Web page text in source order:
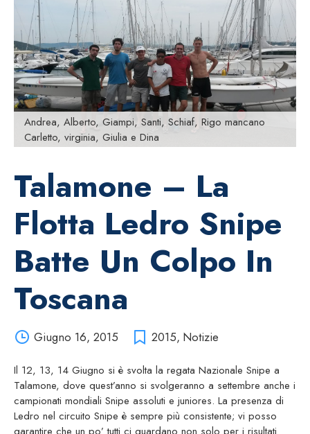
Andrea, Alberto, Giampi, Santi, Schiaf, Rigo mancano
Carletto, virginia, Giulia e Dina
Talamone – La
Flotta Ledro Snipe
Batte Un Colpo In
Toscana
Giugno 16, 2015 2015, Notizie
Il 12, 13, 14 Giugno si è svolta la regata Nazionale Snipe a
Talamone, dove quest’anno si svolgeranno a settembre anche i
campionati mondiali Snipe assoluti e juniores. La presenza di
Ledro nel circuito Snipe è sempre più consistente; vi posso